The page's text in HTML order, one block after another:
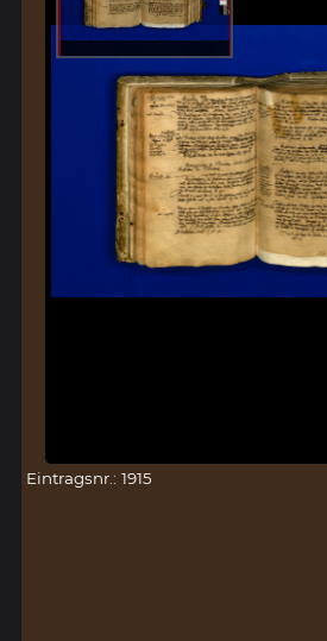
Eintragsnr.: 1915